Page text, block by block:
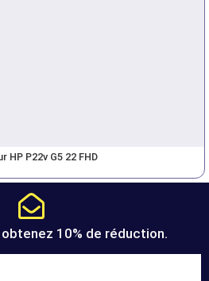
HP P22v G5 22 FHD
10% de réduction.